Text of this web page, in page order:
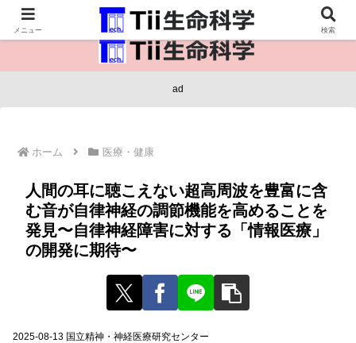
医療保健・生命・生物の情報インフラ。
ad
ホーム 医療・健康
人間の耳に聴こえない超高周波を豊富に含
む音が自律神経の調節機能を高めることを
発見〜自律神経障害に対する「情報医療」
の開発に期待〜
2025-08-13 国立精神・神経医療研究センター
メニュー 検索